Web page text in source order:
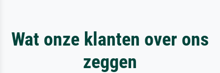
Wat onze klanten over ons
zeggen